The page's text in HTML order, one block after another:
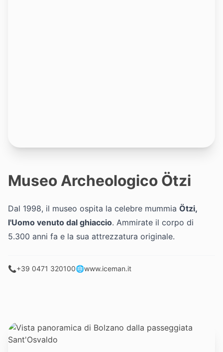
Museo Archeologico Ötzi
Dal 1998, il museo ospita la celebre mummia Ötzi,
l'Uomo venuto dal ghiaccio. Ammirate il corpo di
5.300 anni fa e la sua attrezzatura originale.
📞+39 0471 320100🌐www.iceman.it